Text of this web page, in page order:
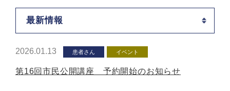
最新情報
2026.01.13 患者さん イベント
第16回市民公開講座 予約開始のお知らせ